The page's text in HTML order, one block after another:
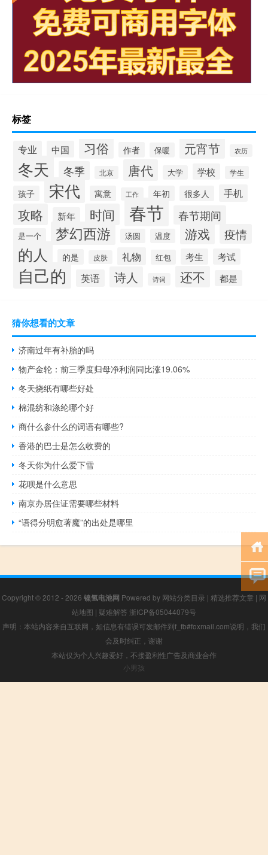
标签
专业 中国 习俗 作者 保暖 元宵节 农历
冬天 冬季 北京 唐代 大学 学校 学生
孩子 宋代 寓意 工作 年初 很多人 手机
攻略 新年 时间 春节 春节期间
是一个 梦幻西游 汤圆 温度 游戏 疫情
的人 的是 皮肤 礼物 红包 考生 考试
自己的 英语 诗人 诗词 还不 都是
猜你想看的文章
济南过年有补胎的吗
物产金轮：前三季度归母净利润同比涨19.06%
冬天烧纸有哪些好处
棉混纺和涤纶哪个好
商什么参什么的词语有哪些?
香港的巴士是怎么收费的
冬天你为什么爱下雪
花呗是什么意思
南京办居住证需要哪些材料
“语得分明愈著魔”的出处是哪里
Copyright © 2012 - 2026 镍氢电池网 Powered by 网站分类目录 | 精选推荐文章 | 网
站地图 | 疑难解答 浙ICP备05044079号
声明：本站内容来自互联网，如信息有错误可发邮件到f_fb#foxmail.com说明，我们
会及时纠正，谢谢
本站仅为个人兴趣爱好，不接盈利性广告及商业合作
小男孩